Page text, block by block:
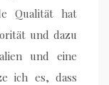
Qualität hat
und dazu
und eine
ich es, dass